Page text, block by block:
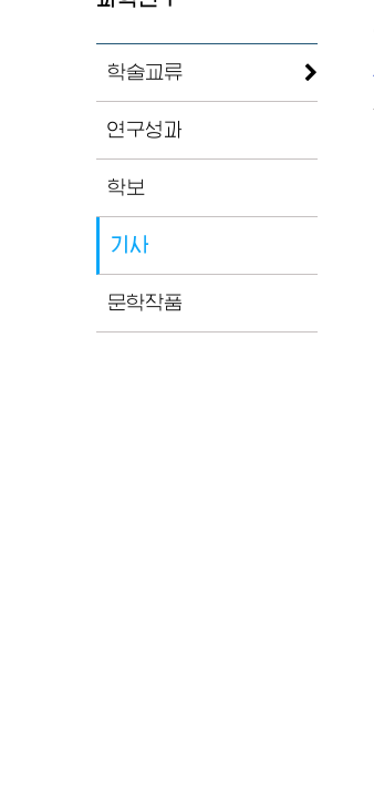
학술교류
연구성과
학보
기사
문학작품